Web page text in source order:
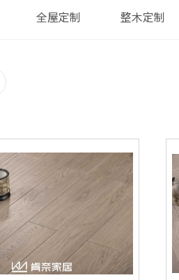
全屋定制 整木定制